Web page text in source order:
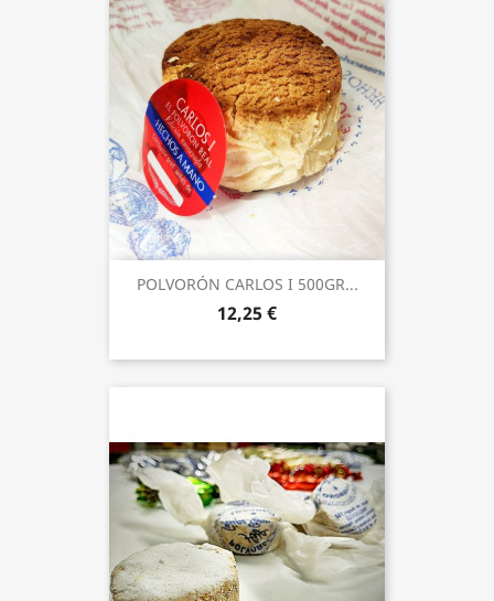
POLVORÓN CARLOS I 500GR...
12,25 €